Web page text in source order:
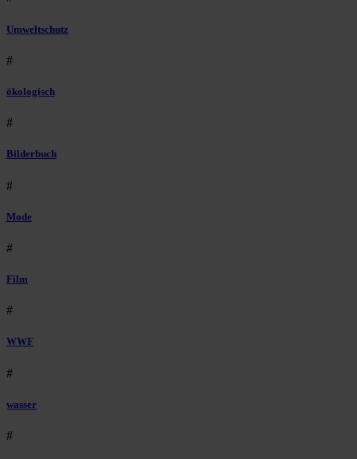
Umweltschutz
#
ökologisch
#
Bilderbuch
#
Mode
#
Film
#
WWF
#
wasser
#